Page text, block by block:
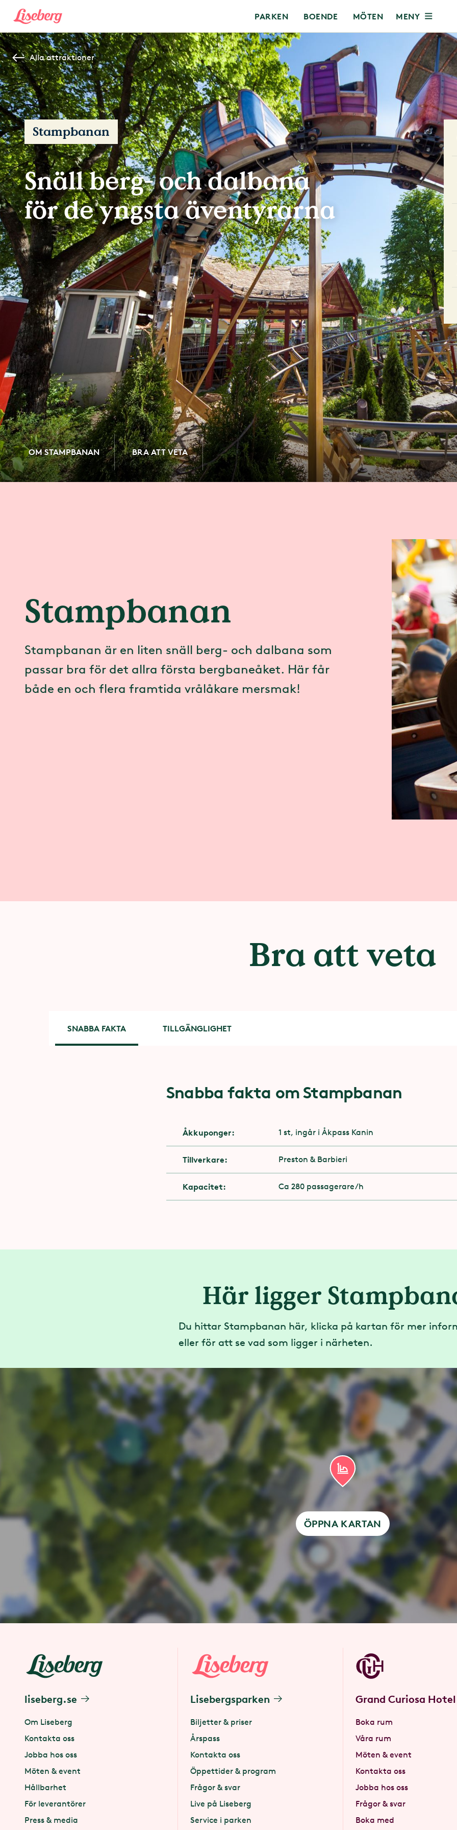
PARKEN BOENDE MÖTEN MENY
Alla attraktioner
Stampbanan
Snäll berg- och dalbana
för de yngsta äventyrarna
OM STAMPBANAN BRA ATT VETA
Stampbanan
Stampbanan är en liten snäll berg- och dalbana som
passar bra för det allra första bergbaneåket. Här får
både en och flera framtida vrålåkare mersmak!
Bra att veta
SNABBA FAKTA TILLGÄNGLIGHET
Snabba fakta om Stampbanan
Åkkuponger: 1 st, ingår i Åkpass Kanin
Tillverkare: Preston & Barbieri
Kapacitet: Ca 280 passagerare/h
Tillgänglighet
Kontakta attraktionspersonalen på plats
Du får åka med gips
Här ligger
Du hittar Stampbanan här, klicka på kartan för mer
eller för att se vad som ligger i närheten.
ÖPPNA KARTAN
liseberg.se
Om Liseberg
Kontakta oss
Jobba hos oss
Möten & event
Hållbarhet
För leverantörer
Press & media
Lisebergsparken
Biljetter & priser
Årspass
Kontakta oss
Öppettider & program
Frågor & svar
Live på Liseberg
Service i parken
Grand Curiosa Hotel
Boka rum
Våra rum
Möten & event
Kontakta oss
Jobba hos oss
Frågor & svar
Boka med